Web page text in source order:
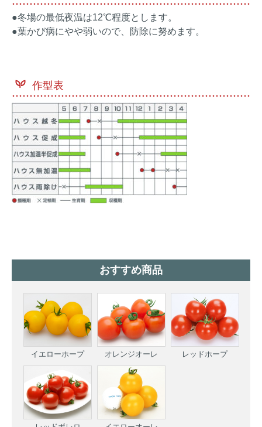
●冬場の最低夜温は12℃程度とします。
●葉かび病にやや弱いので、防除に努めます。
作型表
おすすめ商品
イエローホープ オレンジオーレ レッドホープ